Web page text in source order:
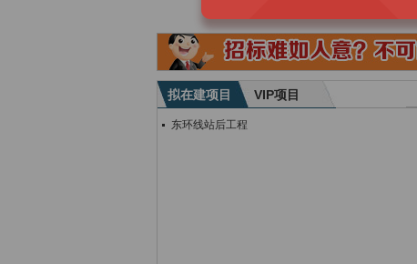
拟在建项目 VIP项目
东环线站后工程